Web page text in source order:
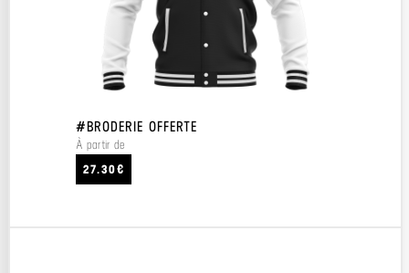
#BRODERIE OFFERTE
À partir de
27.30€